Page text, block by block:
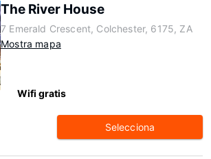
The River House
7 Emerald Crescent, Colchester, 6175, ZA
Mostra mapa
Wifi gratis
Selecciona